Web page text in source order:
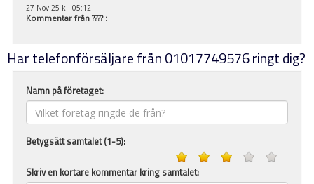
27 Nov 25 kl. 05:12
Kommentar från ???? :
Har telefonförsäljare från 01017749576 ringt dig?
Namn på företaget:
Betygsätt samtalet (1-5):
Skriv en kortare kommentar kring samtalet: